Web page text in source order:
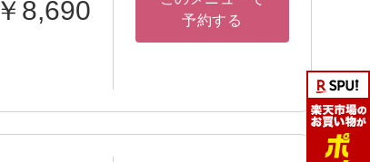
￥8,690
予約する